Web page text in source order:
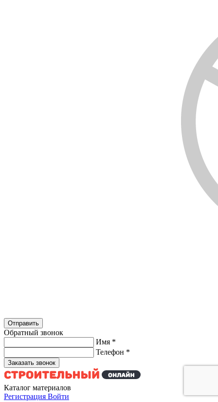
Обратный звонок
Имя *
Телефон *
Каталог материалов
Регистрация Войти